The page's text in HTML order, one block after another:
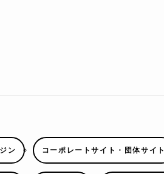
ン コーポレートサイト・団体サイト